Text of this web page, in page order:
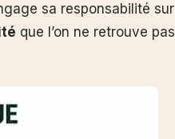
sa responsabilité sur
que l’on ne retrouve pas